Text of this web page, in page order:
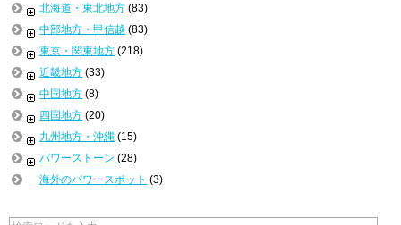
北海道・東北地方 (83)
中部地方・甲信越 (83)
東京・関東地方 (218)
近畿地方 (33)
中国地方 (8)
四国地方 (20)
九州地方・沖縄 (15)
パワーストーン (28)
海外のパワースポット (3)